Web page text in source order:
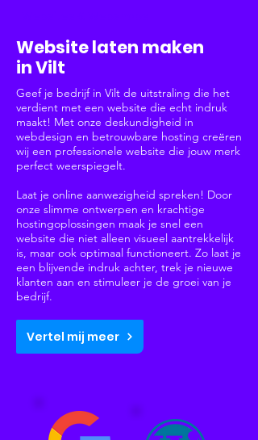
Website laten maken
in Vilt
Geef je bedrijf in Vilt de uitstraling die het
verdient met een website die echt indruk
maakt! Met onze deskundigheid in
webdesign en betrouwbare hosting creëren
wij een professionele website die jouw merk
perfect weerspiegelt.
Laat je online aanwezigheid spreken! Door
onze slimme ontwerpen en krachtige
hostingoplossingen maak je snel een
website die niet alleen visueel aantrekkelijk
is, maar ook optimaal functioneert. Zo laat je
een blijvende indruk achter, trek je nieuwe
klanten aan en stimuleer je de groei van je
bedrijf.
Vertel mij meer